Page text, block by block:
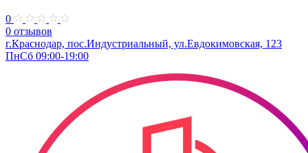
0
0 отзывов
г.Краснодар, пос.Индустриальный, ул.Евдокимовская, 123
ПнСб 09:00-19:00